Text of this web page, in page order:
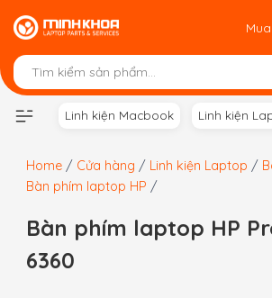
Skip
to
content
Linh kiện Macbook Linh kiện
Home / Cửa hàng / Linh kiện Laptop /
Bàn phím laptop HP /
Bàn phím laptop HP
6360